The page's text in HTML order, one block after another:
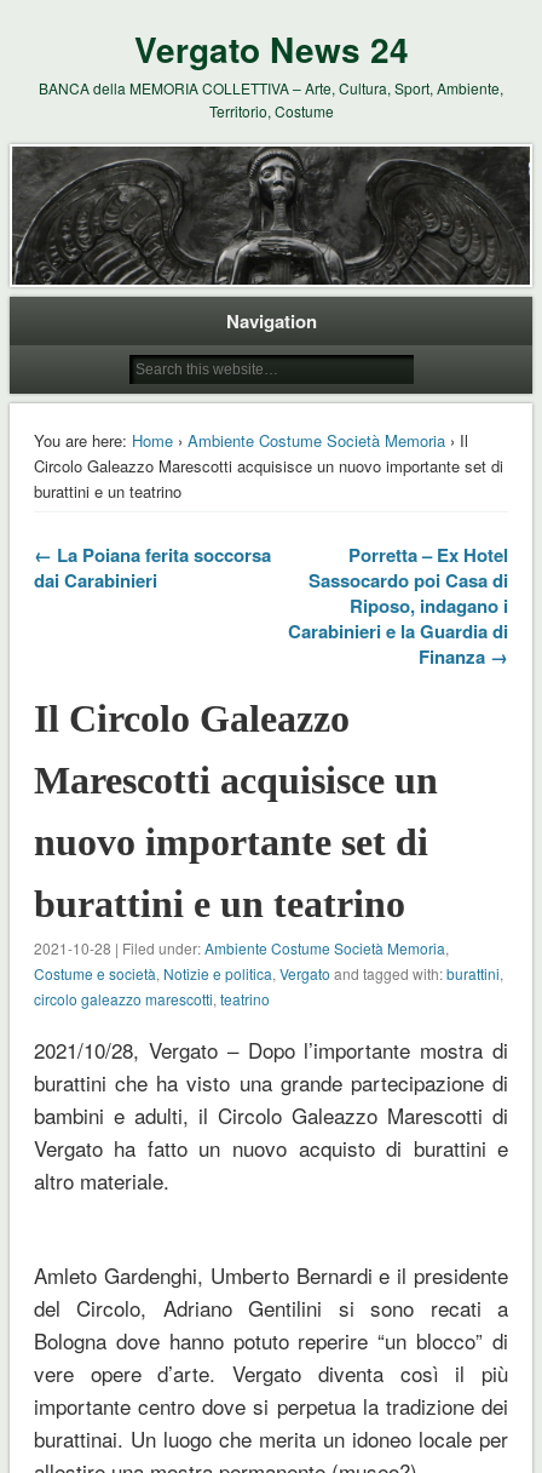
Vergato News 24
BANCA della MEMORIA COLLETTIVA – Arte, Cultura, Sport, Ambiente,
Territorio, Costume
Navigation
You are here: Home› Ambiente Costume Società Memoria› Il
Circolo Galeazzo Marescotti acquisisce un nuovo importante set di
burattini e un teatrino
← La Poiana ferita soccorsa
dai Carabinieri
Porretta – Ex Hotel
Sassocardo poi Casa di
Riposo, indagano i
Carabinieri e la Guardia di
Finanza →
Il Circolo Galeazzo
Marescotti acquisisce un
nuovo importante set di
burattini e un teatrino
2021-10-28 | Filed under:Ambiente Costume Società Memoria,
Costume e società, Notizie e politica, Vergato and tagged with:burattini,
circolo galeazzo marescotti, teatrino
2021/10/28, Vergato – Dopo l’importante mostra di
burattini che ha visto una grande partecipazione di
bambini e adulti, il Circolo Galeazzo Marescotti di
Vergato ha fatto un nuovo acquisto di burattini e
altro materiale.
Amleto Gardenghi, Umberto Bernardi e il presidente
del Circolo, Adriano Gentilini si sono recati a
Bologna dove hanno potuto reperire “un blocco” di
vere opere d’arte. Vergato diventa così il più
importante centro dove si perpetua la tradizione dei
burattinai. Un luogo che merita un idoneo locale per